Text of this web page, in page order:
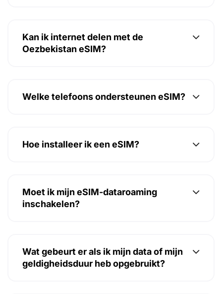
Kan ik internet delen met de
Oezbekistan eSIM?
Welke telefoons ondersteunen eSIM?
Hoe installeer ik een eSIM?
Moet ik mijn eSIM-dataroaming
inschakelen?
Wat gebeurt er als ik mijn data of mijn
geldigheidsduur heb opgebruikt?